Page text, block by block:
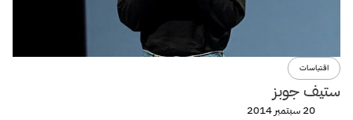
اقتباسات
ستيف جوبز
20 سبتمبر 2014